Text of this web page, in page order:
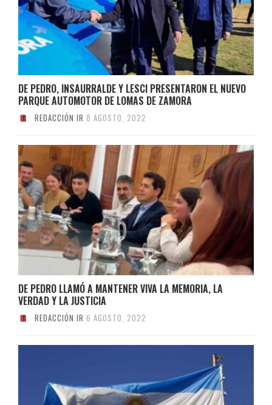
DE PEDRO, INSAURRALDE Y LESCI PRESENTARON EL NUEVO
PARQUE AUTOMOTOR DE LOMAS DE ZAMORA
REDACCIÓN IR 8 AGOSTO, 2022
DE PEDRO LLAMÓ A MANTENER VIVA LA MEMORIA, LA
VERDAD Y LA JUSTICIA
REDACCIÓN IR 6 AGOSTO, 2022